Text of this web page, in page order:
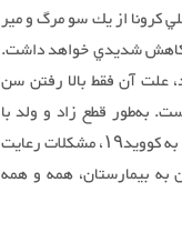
كرونا از يك سو مرگ و مير
كاهش شديدي خواهد داشت.
علت آن فقط بالا رفتن سن
به‌طور قطع زاد و ولد با
سرعت خيلي بيشتري كاهش خواهد يافت. ترس از ابتلاي مادر، يا فرزند به كوويد۱۹، مشكلات رعايت
به بيمارستان، همه و همه